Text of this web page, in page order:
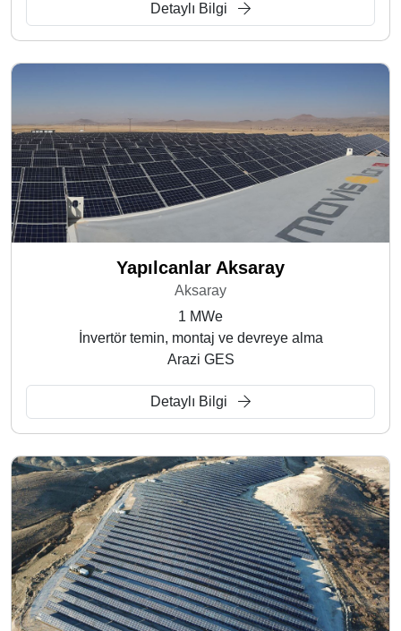
Detaylı Bilgi
Yapılcanlar Aksaray
Aksaray
1 MWe
İnvertör temin, montaj ve devreye alma
Arazi GES
Detaylı Bilgi